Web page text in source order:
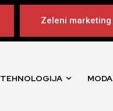
Zeleni marketing
TEHNOLOGIJA MODA